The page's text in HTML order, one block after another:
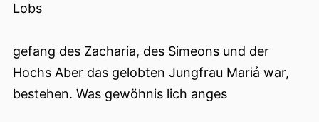
Lobs
gefang des Zacharia, des Simeons und der
Hochs Aber das gelobten Jungfrau Mariả war,
bestehen. Was gewöhnis lich anges